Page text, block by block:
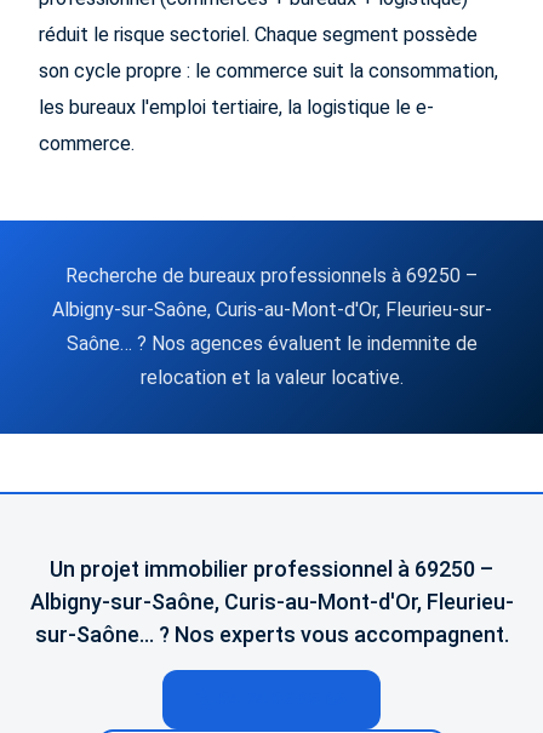
réduit le risque sectoriel. Chaque segment possède
son cycle propre : le commerce suit la consommation,
les bureaux l'emploi tertiaire, la logistique le e-
commerce.
Recherche de bureaux professionnels à 69250 –
Albigny-sur-Saône, Curis-au-Mont-d'Or, Fleurieu-sur-
Saône… ? Nos agences évaluent le indemnite de
relocation et la valeur locative.
Un projet immobilier professionnel à 69250 –
Albigny-sur-Saône, Curis-au-Mont-d'Or, Fleurieu-
sur-Saône… ? Nos experts vous accompagnent.